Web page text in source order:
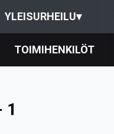
YLEISURHEILU▾
TOIMIHENKILÖT
1